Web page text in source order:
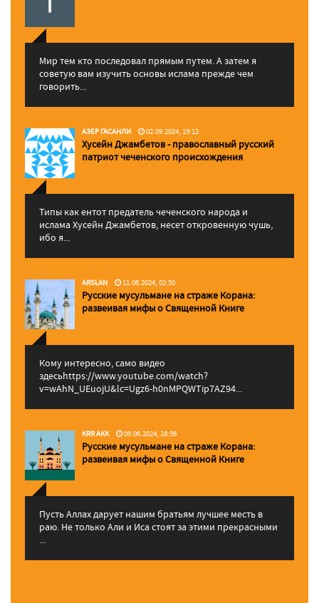
Мир тем кто последовал прямым путем. А затем я
советую вам изучить основы ислама прежде чем
говорить...
АЗЕР ГАСАНЛИ 02.09.2024, 19:12
Хусейн Джамбетов - православный русский
патриот чеченского происхождения
Типы как ентот предатель чеченского народа и
ислама Хусейн Джамбетов, несет откровенную чушь,
ибо я...
ARSLAN 11.06.2024, 02:50
Русские мусульмане на страже Корана:
pазвеивая мифы о Священной Книге
Кому интересно, само видео
здесьhttps://www.youtube.com/watch?
v=wAhN_UEuojU&lc=Ugz6-h0nMPQWTip7AZ94...
KRR AKK 09.06.2024, 18:56
Русские мусульмане на страже Корана:
pазвеивая мифы о Священной Книге
Пусть Аллах дарует нашим братьям лучшее месть в
раю. Не только Али и Иса стоят за этими прекрасными
...